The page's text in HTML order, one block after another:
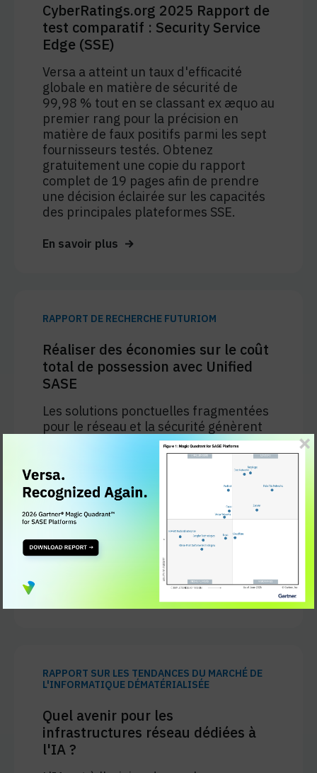
CyberRatings.org 2025 Rapport de
test comparatif : Security Service
Edge (SSE)
Versa a atteint un taux d'efficacité
globale en matière de sécurité de
99,98 % tout en se classant ex æquo au
premier rang pour la précision en
matière de faux positifs parmi les sept
fournisseurs testés. Obtenez
gratuitement une copie du rapport
complet de 19 pages afin de prendre
une décision éclairée sur les capacités
des principales plateformes SSE.
En savoir plus
RAPPORT DE RECHERCHE FUTURIOM
Réaliser des économies sur le coût
total de possession avec Unified
SASE
Les solutions ponctuelles fragmentées
pour le réseau et la sécurité génèrent
des coûts cachés - des licences et de
l'étalement de l'infrastructure à la
complexité opérationnelle et à
l'inefficacité. Ce document explique
comment une plateforme SASE unifiée
permet aux entreprises de consolider
leurs capacités, de rationaliser leur
gestion et de réduire le coût total de
RAPPORT SUR LES TENDANCES DU MARCHÉ DE
L'INFORMATIQUE DÉMATÉRIALISÉE
Quel avenir pour les
infrastructures réseau dédiées à
l'IA ?